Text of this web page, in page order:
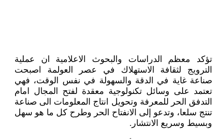
تؤكد معظم الدراسات والبحوث الاعلامية ان عملية
الترويج لثقافة الاستهلاك في عصر العولمة اصبحت
صناعة غاية في الدقة والسهولة في نفس الوقت، فهي
تعتمد على وسائل تكنولوجية معقدة لفتح المجال امام
التدفق الحر للمعرفة وتحويل انتاج المعلومات الى صناعة
تنتج سلعا، وتدعو إلى الانفتاح الحر وطرح كل ما هو سهل
وبسيط وسريع الانتشار.